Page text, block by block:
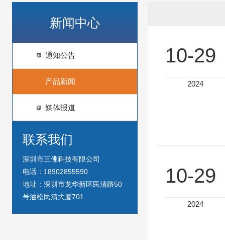
新闻中心
通知公告
产品新闻
媒体报道
联系我们
深圳市三佛科技有限公司
电话：18902855590
地址：深圳市龙华新区民清路50
号油松民清大厦701
10-29
2024
10-29
2024